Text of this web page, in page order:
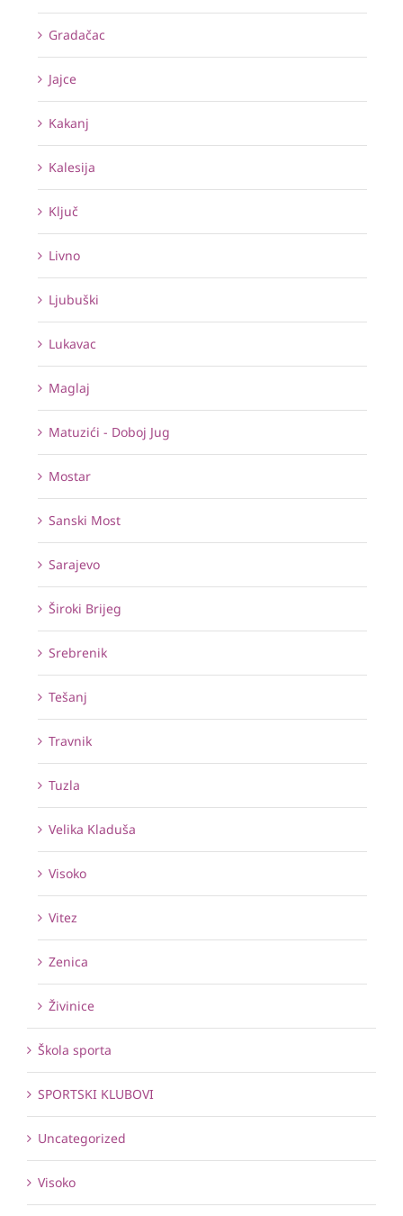
Gradačac
Jajce
Kakanj
Kalesija
Ključ
Livno
Ljubuški
Lukavac
Maglaj
Matuzići - Doboj Jug
Mostar
Sanski Most
Sarajevo
Široki Brijeg
Srebrenik
Tešanj
Travnik
Tuzla
Velika Kladuša
Visoko
Vitez
Zenica
Živinice
Škola sporta
SPORTSKI KLUBOVI
Uncategorized
Visoko